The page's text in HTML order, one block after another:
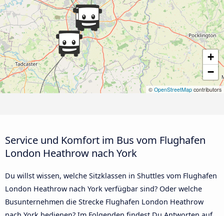
+
−
© OpenStreetMap contributors
Service und Komfort im Bus vom Flughafen
London Heathrow nach York
Du willst wissen, welche Sitzklassen in Shuttles vom Flughafen
London Heathrow nach York verfügbar sind? Oder welche
Busunternehmen die Strecke Flughafen London Heathrow